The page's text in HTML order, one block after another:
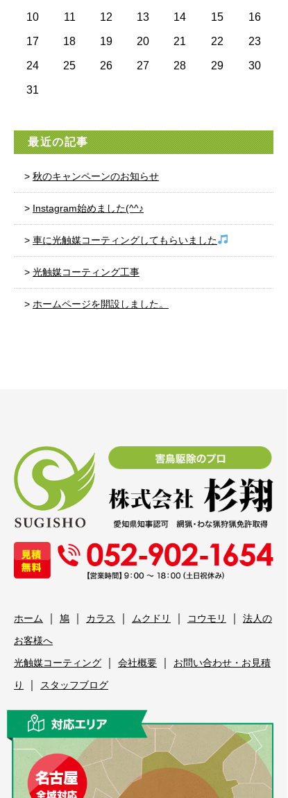
10 11 12 13 14 15 16
17 18 19 20 21 22 23
24 25 26 27 28 29 30
31
最近の記事
秋のキャンペーンのお知らせ
Instagram始めました(^^♪
車に光触媒コーティングしてもらいました
光触媒コーティング工事
ホームページを開設しました。
ホーム 鳩 カラス ムクドリ コウモリ
法人の
お客様へ
光触媒コーティング
会社概要
お問い合わせ・お見積
り
スタッフブログ